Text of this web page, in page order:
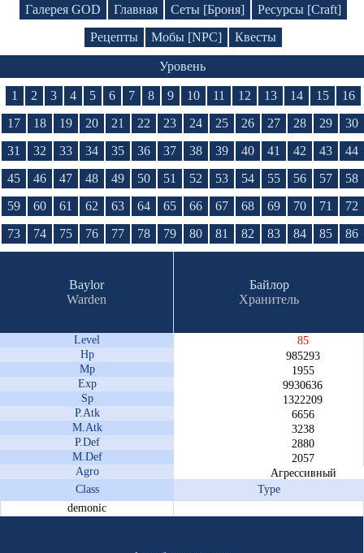
Галерея GOD Главная Сеты [Броня]
Ресурсы [Craft]
Рецепты
Мобы [NPC] Квесты
Уровень
1 2 3 4 5 6 7 8 9 10 11 12 13 14 15
16
17
18 19 20 21 22 23 24 25 26 27 28 29
30
31
32 33 34 35 36 37 38 39 40 41 42 43
44
45
46 47 48 49 50 51 52 53 54 55 56 57
58
59
60 61 62 63 64 65 66 67 68 69 70 71
72
73
74 75 76 77 78 79 80 81 82 83 84 85 86
Baylor
Warden
Байлор
Хранитель
Level
Hp
Mp
Exp
Sp
P.Atk
M.Atk
P.Def
M.Def
Agro
85
985293
1955
9930636
1322209
6656
3238
2880
2057
Агрессивный
Class
Type
demonic